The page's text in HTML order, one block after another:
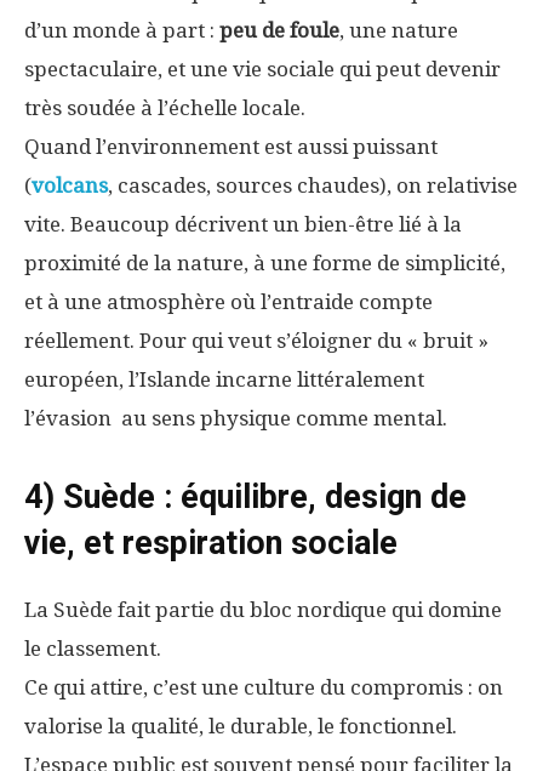
d’un monde à part : peu de foule, une nature
spectaculaire, et une vie sociale qui peut devenir
très soudée à l’échelle locale.
Quand l’environnement est aussi puissant
(volcans, cascades, sources chaudes), on relativise
vite. Beaucoup décrivent un bien-être lié à la
proximité de la nature, à une forme de simplicité,
et à une atmosphère où l’entraide compte
réellement. Pour qui veut s’éloigner du « bruit »
européen, l’Islande incarne littéralement
l’évasion au sens physique comme mental.
4) Suède : équilibre, design de
vie, et respiration sociale
La Suède fait partie du bloc nordique qui domine
le classement.
Ce qui attire, c’est une culture du compromis : on
valorise la qualité, le durable, le fonctionnel.
L’espace public est souvent pensé pour faciliter la